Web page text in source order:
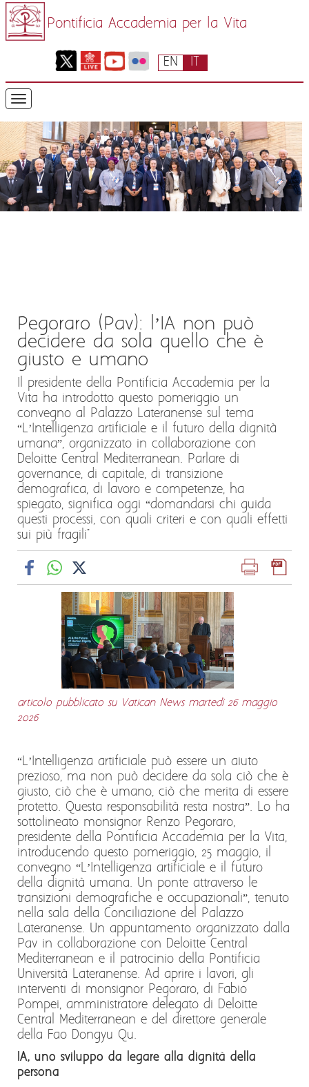
Pontificia Accademia per la Vita
IT
EN
Pegoraro (Pav): l’IA non può
decidere da sola quello che è
giusto e umano
Il presidente della Pontificia Accademia per la
Vita ha introdotto questo pomeriggio un
convegno al Palazzo Lateranense sul tema
“L’Intelligenza artificiale e il futuro della dignità
umana”, organizzato in collaborazione con
Deloitte Central Mediterranean. Parlare di
governance, di capitale, di transizione
demografica, di lavoro e competenze, ha
spiegato, significa oggi “domandarsi chi guida
questi processi, con quali criteri e con quali effetti
sui più fragili"
articolo pubblicato su Vatican News martedì 26 maggio
2026
“L’Intelligenza artificiale può essere un aiuto
prezioso, ma non può decidere da sola ciò che è
giusto, ciò che è umano, ciò che merita di essere
protetto. Questa responsabilità resta nostra”. Lo ha
sottolineato monsignor Renzo Pegoraro,
presidente della Pontificia Accademia per la Vita,
introducendo questo pomeriggio, 25 maggio, il
convegno “L’Intelligenza artificiale e il futuro
della dignità umana. Un ponte attraverso le
transizioni demografiche e occupazionali”, tenuto
nella sala della Conciliazione del Palazzo
Lateranense. Un appuntamento organizzato dalla
Pav in collaborazione con Deloitte Central
Mediterranean e il patrocinio della Pontificia
Università Lateranense. Ad aprire i lavori, gli
interventi di monsignor Pegoraro, di Fabio
Pompei, amministratore delegato di Deloitte
Central Mediterranean e del direttore generale
della Fao Dongyu Qu.
IA, uno sviluppo da legare alla dignità della
persona